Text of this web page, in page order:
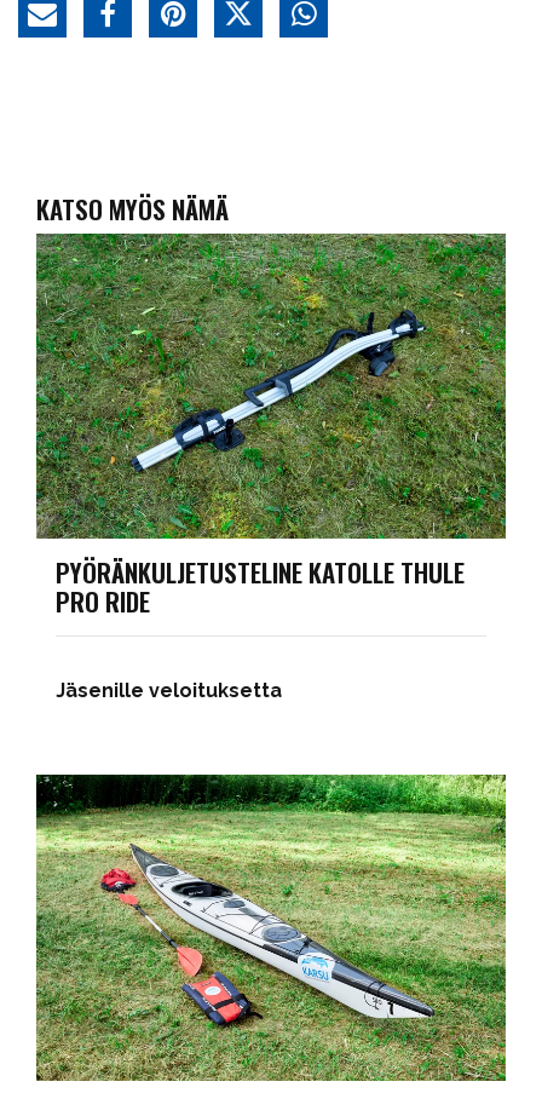
KATSO MYÖS NÄMÄ
PYÖRÄNKULJETUSTELINE KATOLLE THULE
PRO RIDE
Jäsenille veloituksetta